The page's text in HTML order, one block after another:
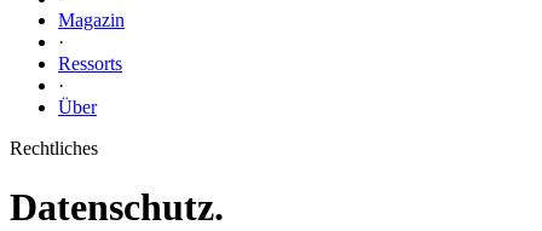
Magazin
·
Ressorts
·
Über
Rechtliches
Datenschutz.